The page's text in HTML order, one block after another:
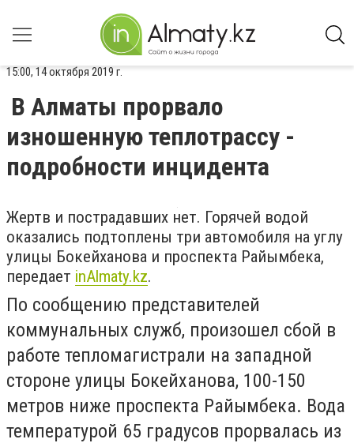
15:00, 14 октября 2019 г.
В Алматы прорвало
изношенную теплотрассу -
подробности инцидента
Жертв и пострадавших нет. Горячей водой
оказались подтоплены три автомобиля на углу
улицы Бокейханова и проспекта Райымбека,
передает inAlmaty.kz.
По сообщению представителей
коммунальных служб, произошел сбой в
работе тепломагистрали на западной
стороне улицы Бокейханова, 100-150
метров ниже проспекта Райымбека. Вода
температурой 65 градусов прорвалась из